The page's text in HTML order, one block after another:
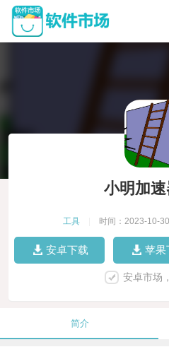
小明加
工具 时间：2023-10-30
安卓下载 苹果
安卓市场
简介